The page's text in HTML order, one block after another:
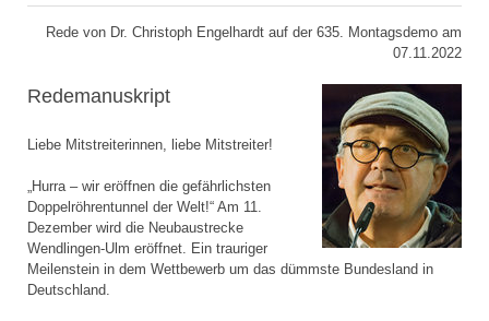
Rede von Dr. Christoph Engelhardt auf der 635. Montagsdemo am
07.11.2022
Redemanuskript
Liebe Mitstreiterinnen, liebe Mitstreiter!
„Hurra – wir eröffnen die gefährlichsten
Doppelröhrentunnel der Welt!“ Am 11.
Dezember wird die Neubaustrecke
Wendlingen-Ulm eröffnet. Ein trauriger
Meilenstein in dem Wettbewerb um das dümmste Bundesland in
Deutschland.